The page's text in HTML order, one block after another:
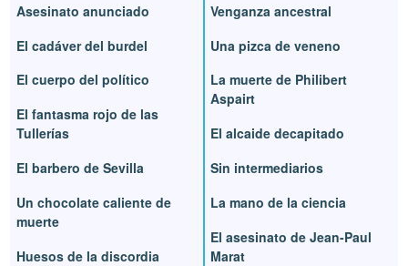
Asesinato anunciado
El cadáver del burdel
El cuerpo del político
El fantasma rojo de las
Tullerías
El barbero de Sevilla
Un chocolate caliente de
muerte
Huesos de la discordia
Venganza ancestral
Una pizca de veneno
La muerte de Philibert
Aspairt
El alcaide decapitado
Sin intermediarios
La mano de la ciencia
El asesinato de Jean-Paul
Marat